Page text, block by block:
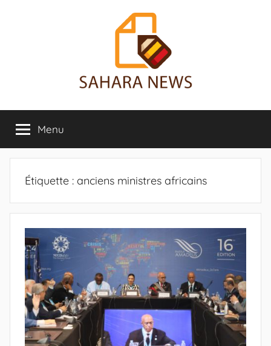
Sahara
News
sur
le
Sahara
révélée
Menu
Étiquette : anciens ministres africains